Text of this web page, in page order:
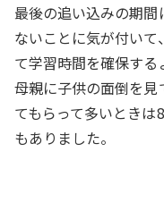
最後の追い込みの期
ないことに気が付い
て学習時間を確保する
母親に子供の面倒を
てもらって多いとき
もありました。